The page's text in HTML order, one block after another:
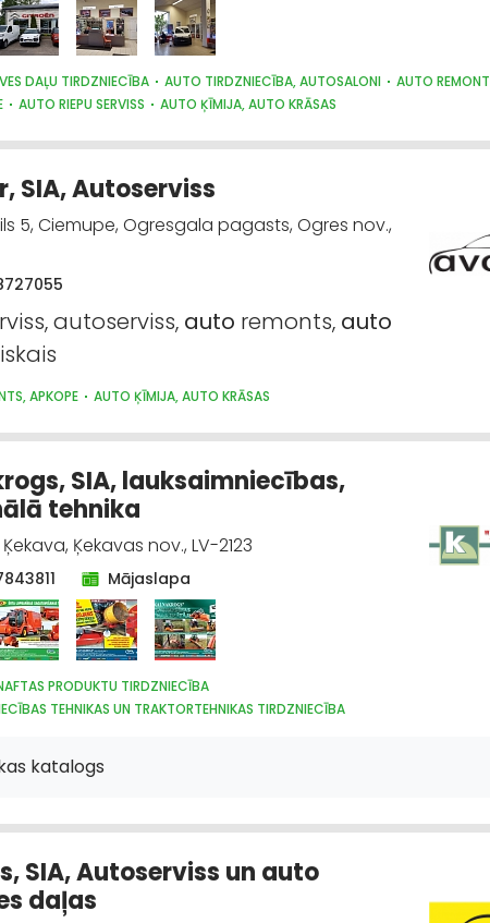
DAĻU TIRDZNIECĪBA AUTO TIRDZNIECĪBA, AUTOSALONI
AUTO
AUTO RIEPU SERVISS AUTO ĶĪMIJA, AUTO KRĀSAS
SIA, Autoserviss
5, Ciemupe, Ogresgala pagasts, Ogres nov.,
autoserviss, auto remonts, auto
APKOPE AUTO ĶĪMIJA, AUTO KRĀSAS
SIA, lauksaimniecības,
tehnika
Ķekava, Ķekavas nov., LV-2123
Mājaslapa
PRODUKTU TIRDZNIECĪBA
TEHNIKAS UN TRAKTORTEHNIKAS TIRDZNIECĪBA
UN MEŽIZSTRĀDES TEHNIKA
TEHNIKAS UN TRAKTORTEHNIKAS LABOŠANA, REMONTS
katalogs
SIA, Autoserviss un auto
daļas